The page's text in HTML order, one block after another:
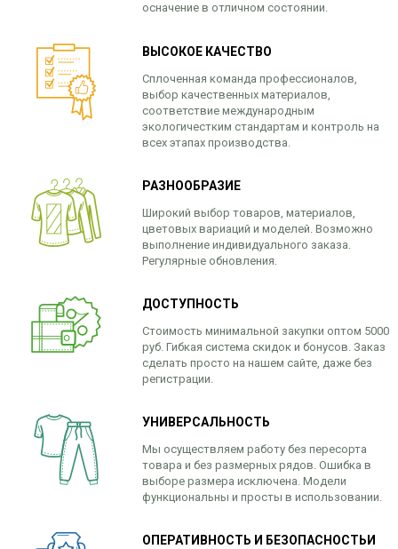
осначение в отличном состоянии.
ВЫСОКОЕ КАЧЕСТВО
Сплоченная команда профессионалов,
выбор качественных материалов,
соответствие международным
экологичестким стандартам и контроль на
всех этапах производства.
РАЗНООБРАЗИЕ
Широкий выбор товаров, материалов,
цветовых вариаций и моделей. Возможно
выполнение индивидуального заказа.
Регулярные обновления.
ДОСТУПНОСТЬ
Стоимость минимальной закупки оптом 5000
руб. Гибкая система скидок и бонусов. Заказ
сделать просто на нашем сайте, даже без
регистрации.
УНИВЕРСАЛЬНОСТЬ
Мы осуществляем работу без пересорта
товара и без размерных рядов. Ошибка в
выборе размера исключена. Модели
функциональны и просты в использовании.
ОПЕРАТИВНОСТЬ И БЕЗОПАСНОСТЬИ